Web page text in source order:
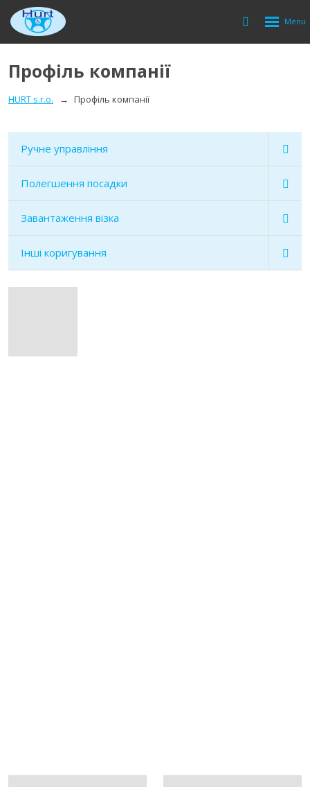
Vyhledávání
Rozbalení
Профіль компанії
HURT s.r.o. Профіль компанії
Ручне управління
Полегшення посадки
Завантаження візка
Інші коригування